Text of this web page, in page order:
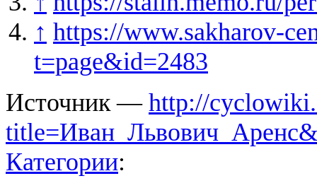
↑ https://www.sakharov-
t=page&id=2483
Источник — http://
Категории: